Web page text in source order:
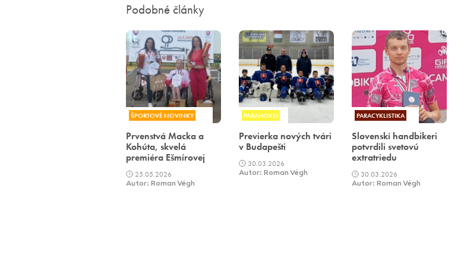
Podobné články
ŠPORTOVÉ NOVINKY
Prvenstvá Macka a
Kohúta, skvelá
premiéra Ešmírovej
25.05.2026
Autor: Roman Végh
PARAHOKEJ
Previerka nových tvári
v Budapešti
30.03.2026
Autor: Roman Végh
PARACYKLISTIKA
Slovenskí handbikeri
potvrdili svetovú
extratriedu
30.03.2026
Autor: Roman Végh